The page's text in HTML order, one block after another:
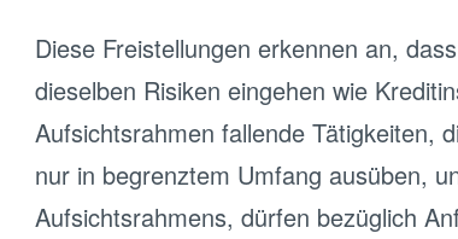
Diese Freistellungen erkennen an,
dieselben Risiken eingehen wie
Aufsichtsrahmen fallende Tätigkeiten,
nur in begrenztem Umfang ausüben,
Aufsichtsrahmens, dürfen bezüglich